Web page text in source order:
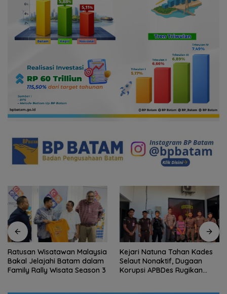
Ratusan Wisatawan Malaysia
Bakal Jelajahi Batam dalam
Family Rally Wisata Season 3
Kejari Natuna Tahan Kades
Selaut Nonaktif, Dugaan
Korupsi APBDes Rugikan